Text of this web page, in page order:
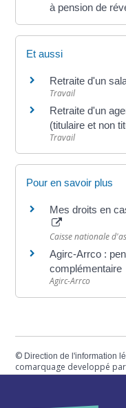
à pension de
Et aussi
Retraite d'un
Travail
Retraite d'un
(titulaire et non
Travail
Pour en savoir plus
Mes droits en
Caisse nationale
Agirc-Arrco :
complémentaire
Agirc-Arrco
© Direction de l'information
comarquage developpé